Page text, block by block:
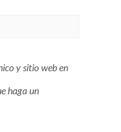
y sitio web en
haga un